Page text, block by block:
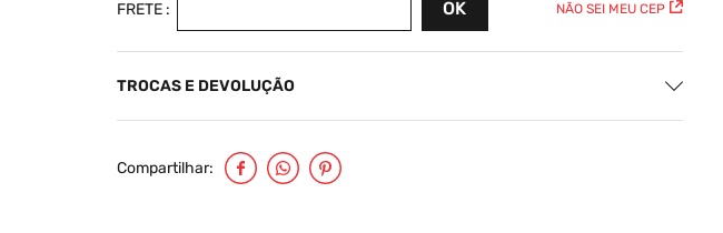
NÃO SEI MEU CEP
TROCAS E DEVOLUÇÃO
Compartilhar